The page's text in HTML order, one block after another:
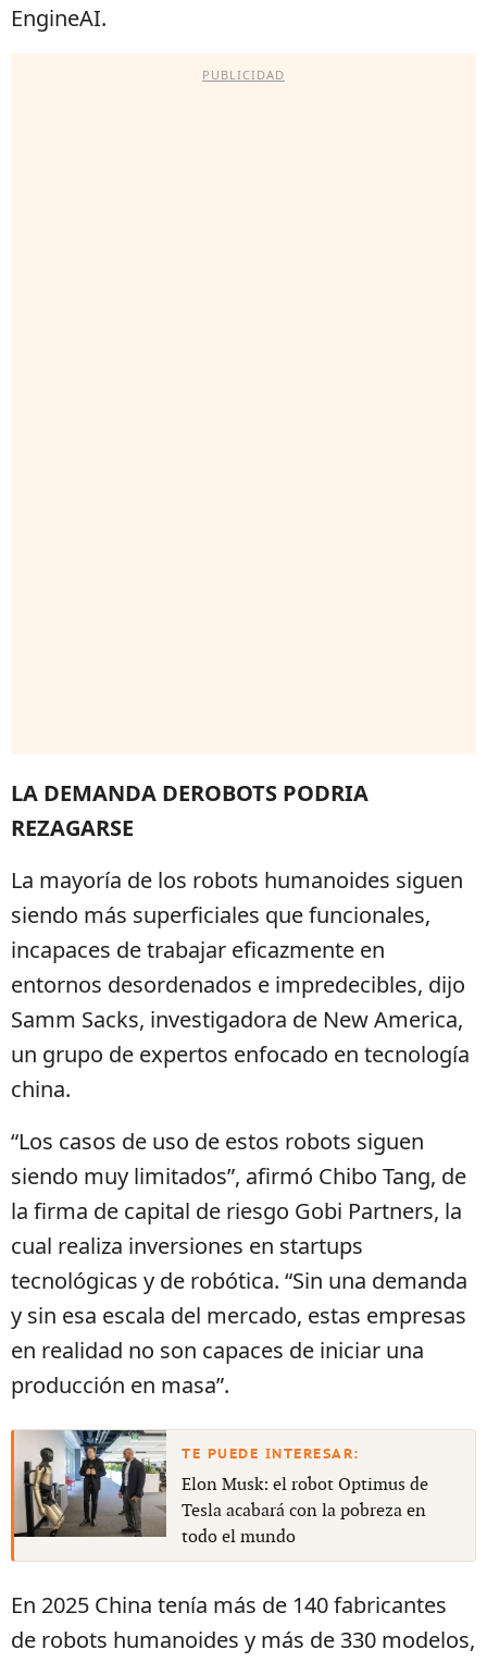
EngineAI.
PUBLICIDAD
LA DEMANDA DEROBOTS PODRIA
REZAGARSE
La mayoría de los robots humanoides siguen
siendo más superficiales que funcionales,
incapaces de trabajar eficazmente en
entornos desordenados e impredecibles, dijo
Samm Sacks, investigadora de New America,
un grupo de expertos enfocado en tecnología
china.
“Los casos de uso de estos robots siguen
siendo muy limitados”, afirmó Chibo Tang, de
la firma de capital de riesgo Gobi Partners, la
cual realiza inversiones en startups
tecnológicas y de robótica. “Sin una demanda
y sin esa escala del mercado, estas empresas
en realidad no son capaces de iniciar una
producción en masa”.
Elon Musk: el robot Optimus de
Tesla acabará con la pobreza en
todo el mundo
En 2025 China tenía más de 140 fabricantes
de robots humanoides y más de 330 modelos,